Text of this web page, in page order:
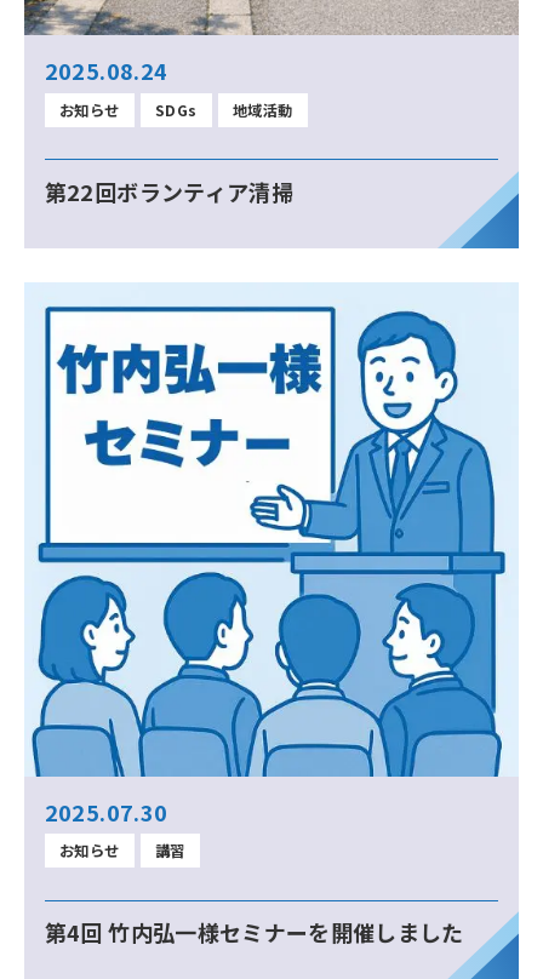
2025.08.24
お知らせ SDGs 地域活動
第22回ボランティア清掃
2025.07.30
お知らせ 講習
第4回 竹内弘一様セミナーを開催しました